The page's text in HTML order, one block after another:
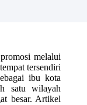
melalui
tersendiri
ibu kota
satu wilayah
besar. Artikel